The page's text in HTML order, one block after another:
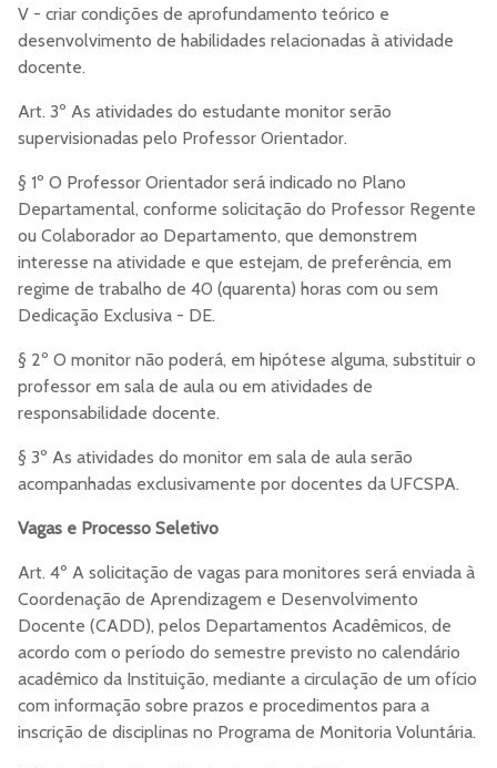
V - criar condições de aprofundamento teórico e
desenvolvimento de habilidades relacionadas à atividade
docente.
Art. 3º As atividades do estudante monitor serão
supervisionadas pelo Professor Orientador.
§ 1º O Professor Orientador será indicado no Plano
Departamental, conforme solicitação do Professor Regente
ou Colaborador ao Departamento, que demonstrem
interesse na atividade e que estejam, de preferência, em
regime de trabalho de 40 (quarenta) horas com ou sem
Dedicação Exclusiva - DE.
§ 2º O monitor não poderá, em hipótese alguma, substituir o
professor em sala de aula ou em atividades de
responsabilidade docente.
§ 3º As atividades do monitor em sala de aula serão
acompanhadas exclusivamente por docentes da UFCSPA.
Vagas e Processo Seletivo
Art. 4º A solicitação de vagas para monitores será enviada à
Coordenação de Aprendizagem e Desenvolvimento
Docente (CADD), pelos Departamentos Acadêmicos, de
acordo com o período do semestre previsto no calendário
acadêmico da Instituição, mediante a circulação de um ofício
com informação sobre prazos e procedimentos para a
inscrição de disciplinas no Programa de Monitoria Voluntária.